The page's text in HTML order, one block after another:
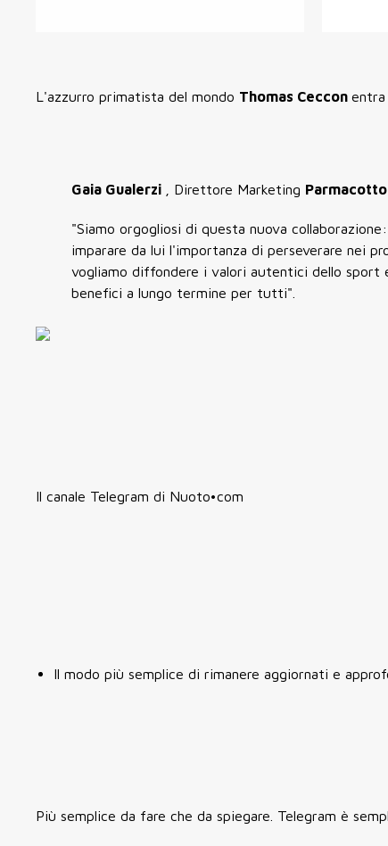
L'azzurro primatista del mondo Thomas Ceccon entra
Gaia Gualerzi , Direttore Marketing
"Siamo orgogliosi di questa nuova collaborazione:
imparare da lui l'importanza di perseverare nei
vogliamo diffondere i valori autentici dello sport
benefici a lungo termine per tutti".
Il canale Telegram di Nuoto•com
Il modo più semplice di rimanere aggiornati e
Più semplice da fare che da spiegare. Telegram è